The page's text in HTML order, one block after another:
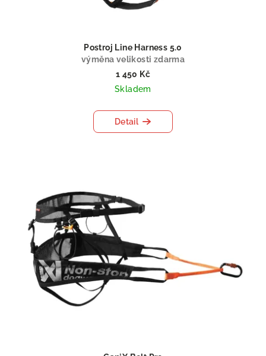
Postroj Line Harness 5.0
výměna velikosti zdarma
1 450 Kč
Skladem
Detail